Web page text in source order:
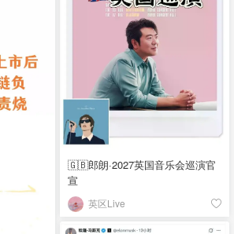
🇬🇧郎朗·2027英国音乐会巡演官
宣
英区Live